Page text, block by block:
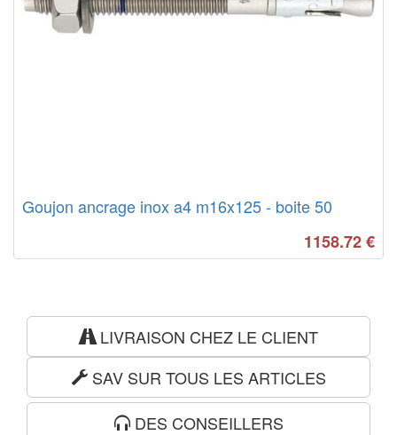
Goujon ancrage inox a4 m16x125 - boite 50
1158.72€
LIVRAISON CHEZ LE CLIENT
SAV SUR TOUS LES ARTICLES
DES CONSEILLERS